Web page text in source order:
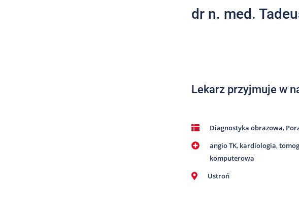
dr n. med.
Lekarz przyjmuje w
Diagnostyka obrazowa,
angio TK, kardiologia,
komputerowa
Ustroń